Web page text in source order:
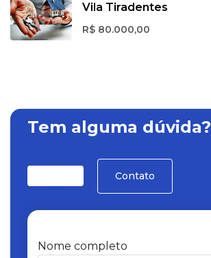
Vila Tiradentes
R$ 80.000,00
Tem alguma dúvida?
Contato
Nome completo